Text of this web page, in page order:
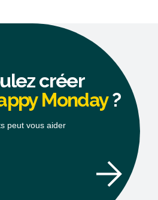
créer
Monday?
peut vous aider